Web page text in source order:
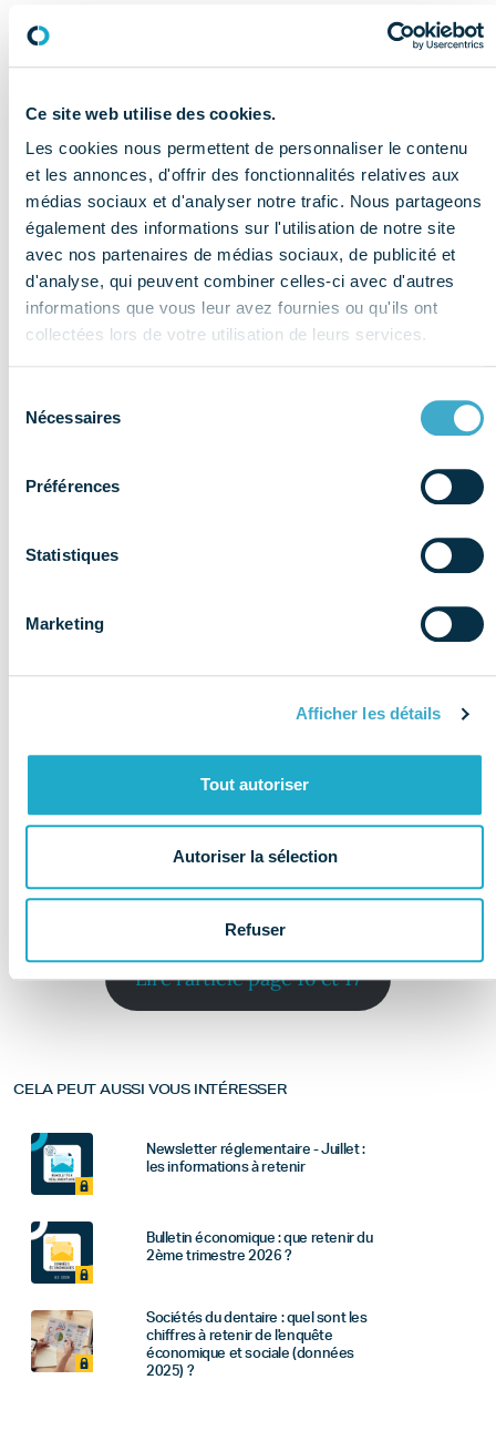
Ce site web utilise des cookies.
Les cookies nous permettent de personnaliser le contenu
et les annonces, d'offrir des fonctionnalités relatives aux
médias sociaux et d'analyser notre trafic. Nous partageons
également des informations sur l'utilisation de notre site
avec nos partenaires de médias sociaux, de publicité et
d'analyse, qui peuvent combiner celles-ci avec d'autres
informations que vous leur avez fournies ou qu'ils ont
collectées lors de votre utilisation de leurs services.
Nécessaires
Préférences
Statistiques
Marketing
Afficher les détails
Tout autoriser
Autoriser la sélection
Refuser
l’innovation et la compétitivité des entreprises ;
pouvant entrer sans entraves en France via des
distributeurs parfois non agréés ;
Nécessité de maintenir l’expertise et la fabrication en
France ;
Ces enjeux nécessitent une capacité d’adaptation forte,
en particulier pour les PME, qui représentent plus de
80% des adhérents du COMIDENT.
Lire l’article page 16 et 17
CELA PEUT AUSSI VOUS INTÉRESSER
Newsletter réglementaire - Juillet :
les informations à retenir
Bulletin économique : que retenir du
2ème trimestre 2026 ?
Sociétés du dentaire : quel sont les
chiffres à retenir de l'enquête
économique et sociale (données
2025) ?